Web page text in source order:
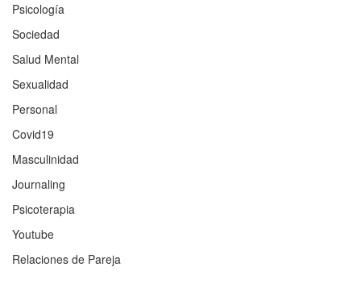
Psicología
Sociedad
Salud Mental
Sexualidad
Personal
Covid19
Masculinidad
Journaling
Psicoterapia
Youtube
Relaciones de Pareja